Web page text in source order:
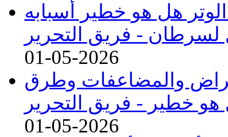
هل هو خطير أسبابه
لسرطان - فريق التحرير
01-05-2026
والمضاعفات وطرق
هو خطير - فريق التحرير
01-05-2026